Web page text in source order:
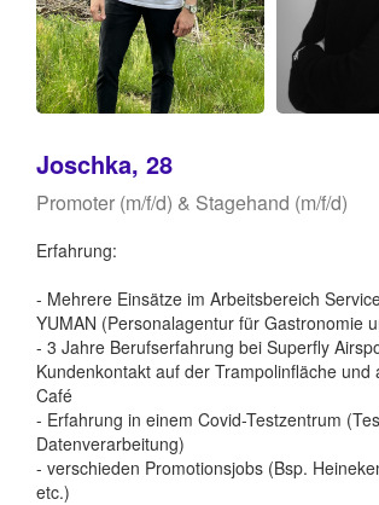
Joschka, 28
Promoter (m/f/d) & Stagehand (m/f/d)
Erfahrung:
- Mehrere Einsätze im Arbeitsbereich
YUMAN (Personalagentur für Gastronomie
- 3 Jahre Berufserfahrung bei Superfly
Kundenkontakt auf der Trampolinfläche und
Café
- Erfahrung in einem Covid-Testzentrum
Datenverarbeitung)
- verschieden Promotionsjobs (Bsp.
etc.)